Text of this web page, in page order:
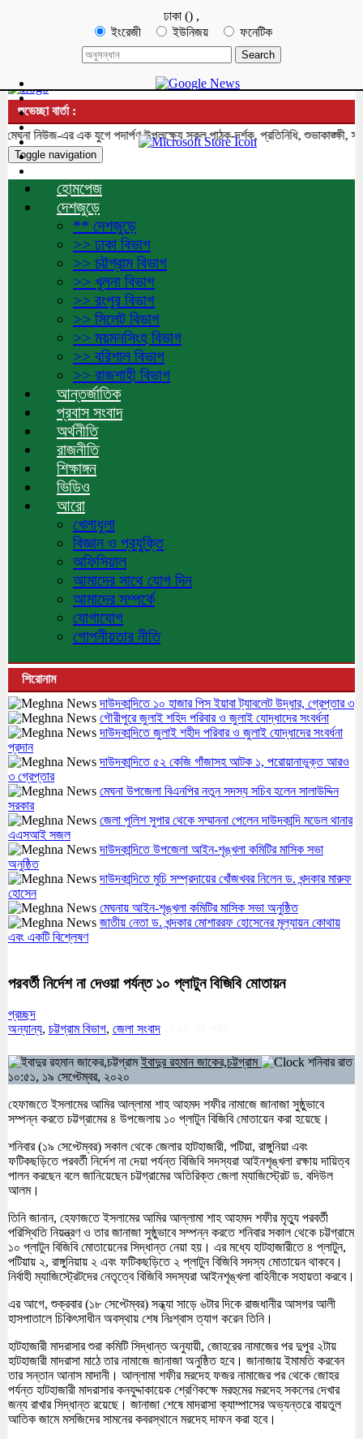
ঢাকা () ,
ইংরেজী
ইউনিজয় ফনেটিক
শুভেচ্ছা বার্তা :
নিউজ-এর এক যুগে পদার্পণ উপলক্ষ্যে সকল পাঠক-দর্শক, প্রতিনিধি, শুভাকাঙ্ক্ষী,
Toggle navigation
হোমপেজ
দেশজুড়ে
** দেশজুড়ে
>> ঢাকা বিভাগ
>> চট্টগ্রাম বিভাগ
>> খুলনা বিভাগ
>> রংপুর বিভাগ
>> সিলেট বিভাগ
>> ময়মনসিংহ বিভাগ
>> বরিশাল বিভাগ
>> রাজশাহী বিভাগ
আন্তর্জাতিক
প্রবাস সংবাদ
অর্থনীতি
রাজনীতি
শিক্ষাঙ্গন
ভিডিও
আরো
খেলাধুলা
বিজ্ঞান ও প্রযুক্তি
অফিসিয়াল
আমাদের সাথে যোগ দিন
আমাদের সম্পর্কে
যোগাযোগ
গোপনীয়তার নীতি
শিরোনাম
দাউদকান্দিতে ১০ হাজার পিস ইয়াবা ট্যাবলেট উদ্ধার, গ্রেপ্তার ৩
গৌরীপুরে জুলাই শহিদ পরিবার ও জুলাই যোদ্ধাদের সংবর্ধনা
দাউদকান্দিতে জুলাই শহীদ পরিবার ও জুলাই যোদ্ধাদের সংবর্ধনা
প্রদান
দাউদকান্দিতে ৫২ কেজি গাঁজাসহ আটক ১, পরোয়ানাভুক্ত আরও
৩ গ্রেপ্তার
মেঘনা উপজেলা বিএনপির নতুন সদস্য সচিব হলেন সালাউদ্দিন
সরকার
জেলা পুলিশ সুপার থেকে সম্মাননা পেলেন দাউদকান্দি মডেল থানার
এএসআই সজল
দাউদকান্দিতে উপজেলা আইন-শৃঙ্খলা কমিটির মাসিক সভা
অনুষ্ঠিত
দাউদকান্দিতে মুচি সম্প্রদায়ের খোঁজখবর নিলেন ড. খন্দকার মারুফ
হোসেন
মেঘনায় আইন-শৃঙ্খলা কমিটির মাসিক সভা অনুষ্ঠিত
জাতীয় নেতা ড. খন্দকার মোশাররফ হোসেনের মূল্যায়ন কোথায়
এবং একটি বিশ্লেষণ
পরবর্তী নির্দেশ না দেওয়া পর্যন্ত ১০ প্লাটুন বিজিবি মোতায়ন
প্রচ্ছদ
অন্যান্য, চট্টগ্রাম বিভাগ, জেলা সংবাদ
ইবাদুর রহমান জাকের,চট্টগ্রাম
শনিবার রাত
১০:৫১, ১৯ সেপ্টেম্বর, ২০২০
হেফাজতে ইসলামের আমির আল্লামা শাহ আহমদ শফীর নামাজে জানাজা সুষ্ঠুভাবে
সম্পন্ন করতে চট্টগ্রামের ৪ উপজেলায় ১০ প্লাটুন বিজিবি মোতায়েন করা হয়েছে।
শনিবার (১৯ সেপ্টেম্বর) সকাল থেকে জেলার হাটহাজারী, পটিয়া, রাঙ্গুনিয়া এবং
ফটিকছড়িতে পরবর্তী নির্দেশ না দেয়া পর্যন্ত বিজিবি সদস্যরা আইনশৃঙ্খলা রক্ষায় দায়িত্ব
পালন করছেন বলে জানিয়েছেন চট্টগ্রামের অতিরিক্ত জেলা ম্যাজিস্ট্রেট ড. বদিউল
আলম।
তিনি জানান, হেফাজতে ইসলামের আমির আল্লামা শাহ আহমদ শফীর মৃত্যু পরবর্তী
পরিস্থিতি নিয়ন্ত্রণ ও তার জানাজা সুষ্ঠুভাবে সম্পন্ন করতে শনিবার সকাল থেকে চট্টগ্রামে
১০ প্লাটুন বিজিবি মোতায়েনের সিদ্ধান্ত নেয়া হয়। এর মধ্যে হাটহাজারীতে ৪ প্লাটুন,
পটিয়ায় ২, রাঙ্গুনিয়ায় ২ এবং ফটিকছড়িতে ২ প্লাটুন বিজিবি সদস্য মোতায়েন থাকবে।
নির্বাহী ম্যাজিস্ট্রেটদের নেতৃত্বে বিজিবি সদস্যরা আইনশৃঙ্খলা বাহিনীকে সহায়তা করবে।
এর আগে, শুক্রবার (১৮ সেপ্টেম্বর) সন্ধ্যা সাড়ে ৬টার দিকে রাজধানীর আসগর আলী
হাসপাতালে চিকিৎসাধীন অবস্থায় শেষ নিঃশ্বাস ত্যাগ করেন তিনি।
হাটহাজারী মাদরাসার শুরা কমিটি সিদ্ধান্ত অনুযায়ী, জোহরের নামাজের পর দুপুর ২টায়
হাটহাজারী মাদরাসা মাঠে তার নামাজে জানাজা অনুষ্ঠিত হবে। জানাজায় ইমামতি করবেন
তার সন্তান আনাস মাদানী। আল্লামা শফীর মরদেহ ফজর নামাজের পর থেকে জোহর
পর্যন্ত হাটহাজারী মাদরাসার কনযুদ্দাকায়েক শ্রেণিকক্ষে মরহুমের মরদেহ সকলের দেখার
জন্য রাখার সিদ্ধান্ত রয়েছে। জানাজা শেষে মাদরাসা ক্যাম্পাসের অভ্যন্তরে বায়তুল
আতিক জামে মসজিদের সামনের কবরস্থানে মরদেহ দাফন করা হবে।